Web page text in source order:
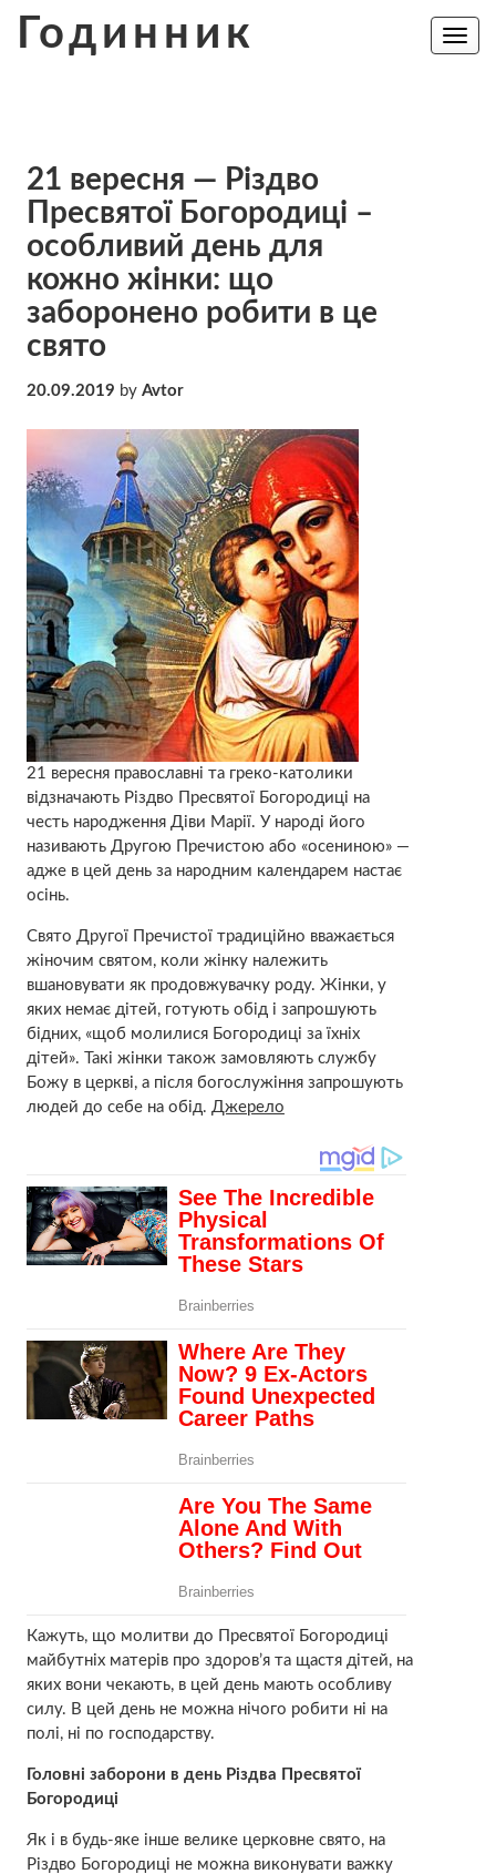
Годинник
Toggle
21 вересня — Різдво
Пресвятої Богородиці –
особливий день для
кожно жінки: що
заборонено робити в це
свято
20.09.2019 by Avtor
21 вересня православні та греко-католики
відзначають Різдво Пресвятої Богородиці на
честь народження Діви Марії. У народі його
називають Другою Пречистою або «осениною» —
адже в цей день за народним календарем настає
осінь.
Свято Другої Пречистої традиційно вважається
жіночим святом, коли жінку належить
вшановувати як продовжувачку роду. Жінки, у
яких немає дітей, готують обід i запрошують
бідних, «щоб молилися Богородиці за їхніх
дітей». Такі жінки також замовляють службу
Божу в церкві, а після богослужіння запрошують
людей до себе на обід. Джерело
Кажуть, що молитви до Пресвятої Богородиці
майбутніх матерів про здоров’я та щастя дітей, на
яких вони чекають, в цей день мають особливу
силу. В цей день не можна нічого робити ні на
полі, ні по господарству.
Головні заборони в день Різдва Пресвятої
Богородиці
Як і в будь-яке інше велике церковне свято, на
Різдво Богородиці не можна виконувати важку